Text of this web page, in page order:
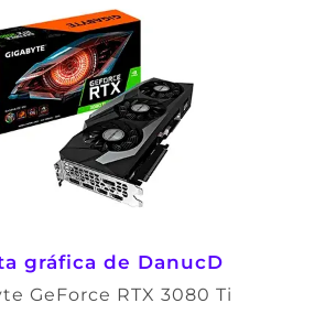
gráfica de DanucD
GeForce RTX 3080 Ti